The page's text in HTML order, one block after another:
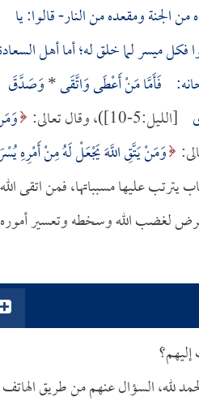
الجنة ومقعده من النار- قالوا: يا
ميسر لما خلق له؛ أما أهل
فَأَمَّا مَنْ أَعْطَى وَاتَّقَى*وَصَدَّقَ
[الليل:5-10])، وقال تعالى:
وَمَنْ يَتَّقِ اللَّهَ يَجْعَلْ لَهُ مِنْ أَمْرِهِ
يترتب عليها مسبباتها، فمن اتقى الله
لغضب الله وسخطه وتعسير
لله، السؤال عنهم من طريق الهاتف